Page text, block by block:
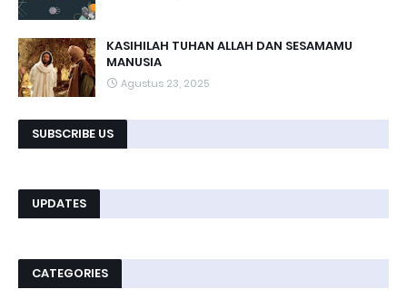
KASIHILAH TUHAN ALLAH DAN SESAMAMU
MANUSIA
Agustus 23, 2025
SUBSCRIBE US
UPDATES
CATEGORIES